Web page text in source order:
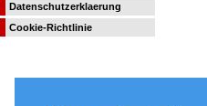
Datenschutzerklaerung
Cookie-Richtlinie